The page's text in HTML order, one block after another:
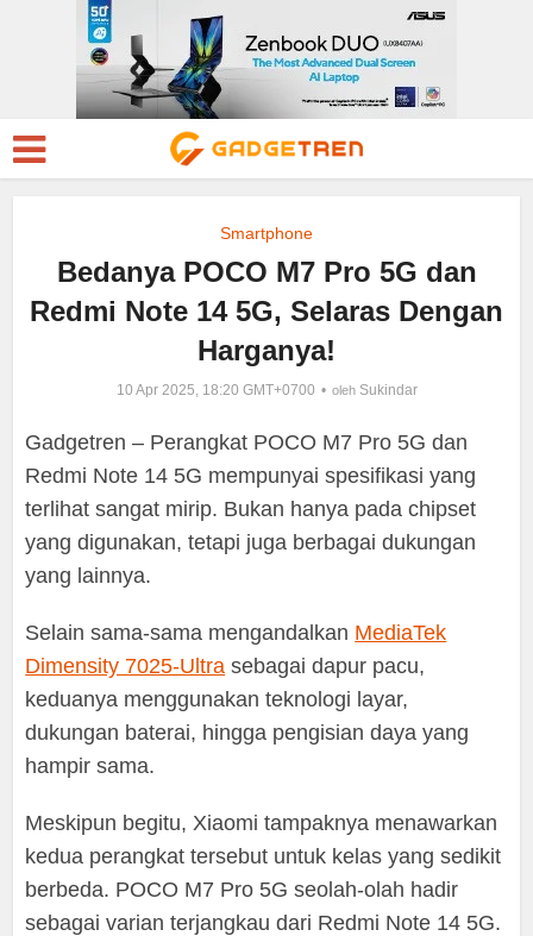
Smartphone
Bedanya POCO M7 Pro 5G dan
Redmi Note 14 5G, Selaras Dengan
Harganya!
10 Apr 2025, 18:20 GMT+0700 oleh Sukindar
Gadgetren – Perangkat POCO M7 Pro 5G dan
Redmi Note 14 5G mempunyai spesifikasi yang
terlihat sangat mirip. Bukan hanya pada chipset
yang digunakan, tetapi juga berbagai dukungan
yang lainnya.
Selain sama-sama mengandalkan MediaTek
Dimensity 7025-Ultra sebagai dapur pacu,
keduanya menggunakan teknologi layar,
dukungan baterai, hingga pengisian daya yang
hampir sama.
Meskipun begitu, Xiaomi tampaknya menawarkan
kedua perangkat tersebut untuk kelas yang sedikit
berbeda. POCO M7 Pro 5G seolah-olah hadir
sebagai varian terjangkau dari Redmi Note 14 5G.